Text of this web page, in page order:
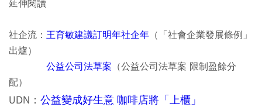
延伸閱讀
社企流： 王育敏建議訂明年社企年 （「社會企業發展條例」
出爐）
公益公司法草案 （公益公司法草案 限制盈餘分
配）
UDN： 公益變成好生意 咖啡店將「上櫃」